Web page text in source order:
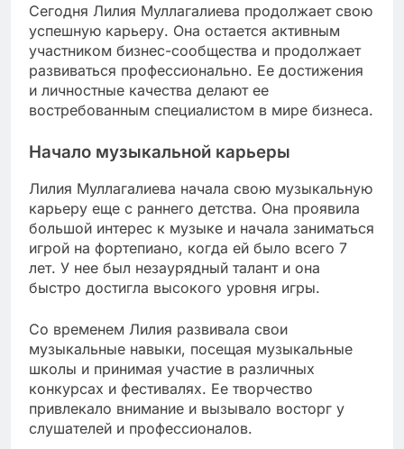
Сегодня Лилия Муллагалиева продолжает свою
успешную карьеру. Она остается активным
участником бизнес-сообщества и продолжает
развиваться профессионально. Ее достижения
и личностные качества делают ее
востребованным специалистом в мире бизнеса.
Начало музыкальной карьеры
Лилия Муллагалиева начала свою музыкальную
карьеру еще с раннего детства. Она проявила
большой интерес к музыке и начала заниматься
игрой на фортепиано, когда ей было всего 7
лет. У нее был незаурядный талант и она
быстро достигла высокого уровня игры.
Со временем Лилия развивала свои
музыкальные навыки, посещая музыкальные
школы и принимая участие в различных
конкурсах и фестивалях. Ее творчество
привлекало внимание и вызывало восторг у
слушателей и профессионалов.